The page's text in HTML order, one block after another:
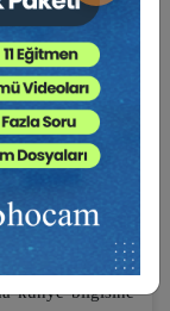
yıllarını kapsar
dinamik, en çok
belli bir konu
oluşmaktadır.
kararın
kullanılmak
Kitap
numarasına
künye bilgisine